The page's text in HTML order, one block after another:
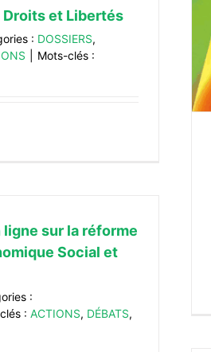
et Libertés
: DOSSIERS,
Mots-clés :
réfugié·es
sur la réforme
Social et
:
: ACTIONS, DÉBATS,